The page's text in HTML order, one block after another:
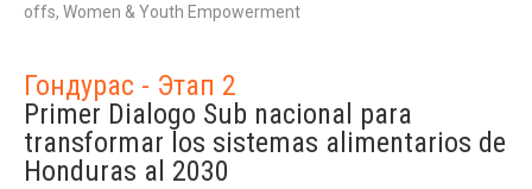
offs, Women & Youth Empowerment
Гондурас - Этап 2
Primer Dialogo Sub nacional para
transformar los sistemas alimentarios de
Honduras al 2030